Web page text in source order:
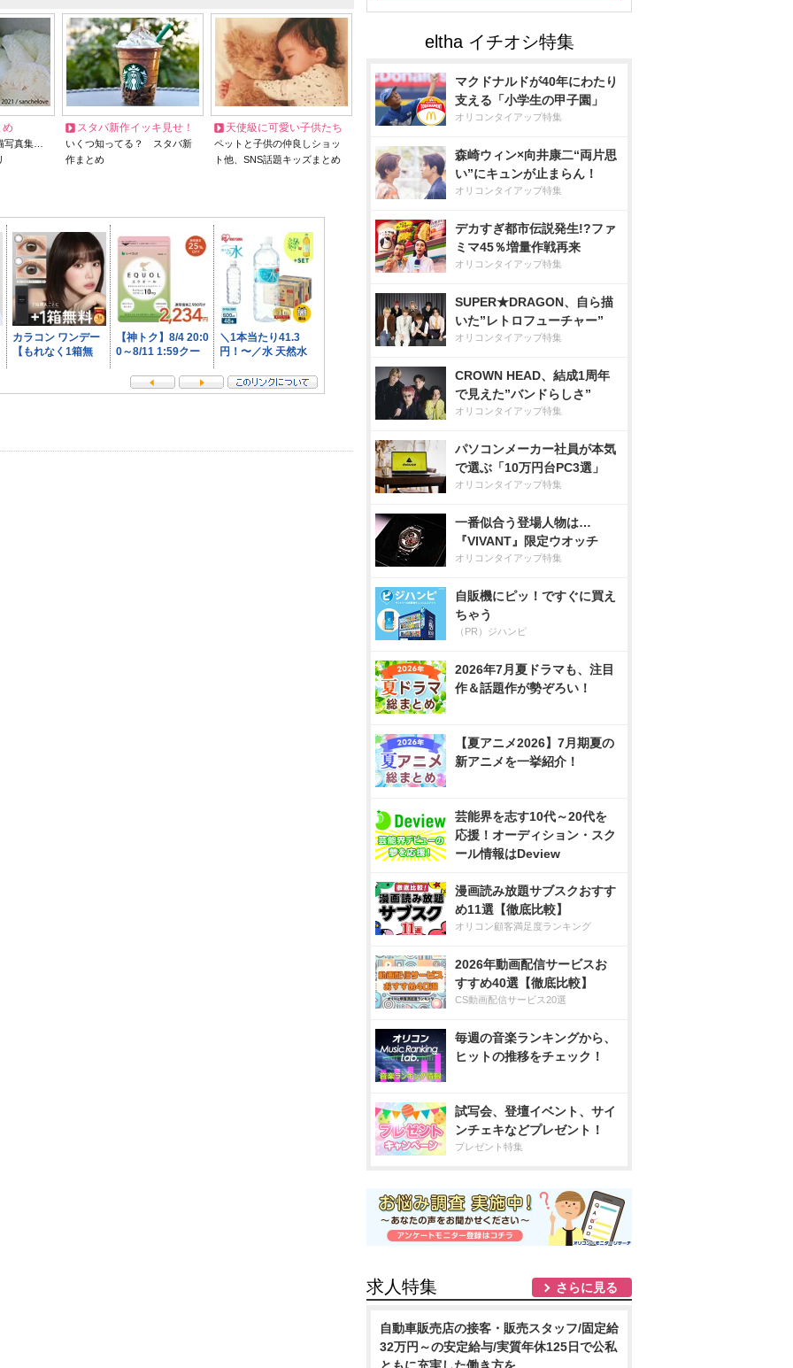
め
写真集…
スタバ新作イッキ見せ！
いくつ知ってる？ スタバ新
作まとめ
天使級に可愛い子供たち
ペットと子供の仲良しショッ
ト他、SNS話題キッズまとめ
マクドナルドが40年にわたり
支える「小学生の甲子園」
オリコンタイアップ特集
森崎ウィン×向井康二“両片思
い”にキュンが止まらん！
オリコンタイアップ特集
デカすぎ都市伝説発生!?ファ
ミマ45％増量作戦再来
オリコンタイアップ特集
SUPER★DRAGON、自ら描
いた”レトロフューチャー”
オリコンタイアップ特集
CROWN HEAD、結成1周年
で見えた”バンドらしさ”
オリコンタイアップ特集
パソコンメーカー社員が本気
で選ぶ「10万円台PC3選」
オリコンタイアップ特集
一番似合う登場人物は…
『VIVANT』限定ウオッチ
オリコンタイアップ特集
自販機にピッ！ですぐに買え
ちゃう
（PR）ジハンピ
2026年7月夏ドラマも、注目
作＆話題作が勢ぞろい！
【夏アニメ2026】7月期夏の
新アニメを一挙紹介！
芸能界を志す10代～20代を
応援！オーディション・スク
ール情報はDeview
漫画読み放題サブスクおすす
め11選【徹底比較】
オリコン顧客満足度ランキング
2026年動画配信サービスお
すすめ40選【徹底比較】
CS動画配信サービス20選
毎週の音楽ランキングから、
ヒットの推移をチェック！
試写会、登壇イベント、サイ
ンチェキなどプレゼント！
プレゼント特集
求人特集 さらに見る
自動車販売店の接客・販売スタッフ/固定給
32万円～の安定給与/実質年休125日で公私